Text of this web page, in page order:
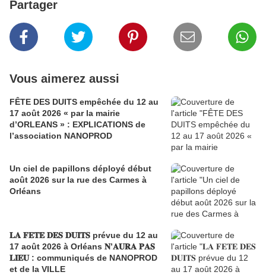
Partager
Vous aimerez aussi
FÊTE DES DUITS empêchée du 12 au
17 août 2026 « par la mairie
d’ORLEANS » : EXPLICATIONS de
l’association NANOPROD
Un ciel de papillons déployé début
août 2026 sur la rue des Carmes à
Orléans
𝐋𝐀 𝐅𝐄𝐓𝐄 𝐃𝐄𝐒 𝐃𝐔𝐈𝐓𝐒 prévue du 12 au
17 août 2026 à Orléans 𝐍’𝐀𝐔𝐑𝐀 𝐏𝐀𝐒
𝐋𝐈𝐄𝐔 : communiqués de NANOPROD
et de la VILLE